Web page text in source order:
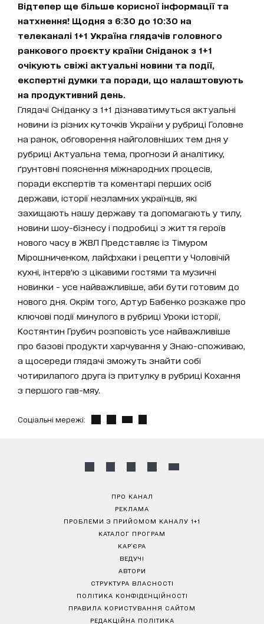
Відтепер ще більше корисної інформації та
натхнення! Щодня з 6:30 до 10:30 на
телеканалі 1+1 Україна глядачів головного
ранкового проєкту країни Сніданок з 1+1
очікують свіжі актуальні новини та події,
експертні думки та поради, що налаштовують
на продуктивний день.
Глядачі Сніданку з 1+1 дізнаватимуться актуальні
новини із різних куточків України у рубриці Головне
на ранок, обговорення найголовніших тем дня у
рубриці Актуальна тема, прогнози й аналітику,
ґрунтовні пояснення міжнародних процесів,
поради експертів та коментарі перших осіб
держави, історії незламних українців, які
захищають нашу державу та допомагають у тилу,
новини шоу-бізнесу і подробиці з життя героїв
нового часу в ЖВЛ Представляє із Тімуром
Мірошниченком, лайфхаки і рецепти у Чоловічій
кухні, інтерв’ю з цікавими гостями та музичні
новинки - усе найважливіше, аби бути готовим до
нового дня. Окрім того, Артур Бабенко розкаже про
ключові події минулого в рубриці Уроки історії,
Костянтин Грубич розповість усе найважливіше
про базові продукти харчування у Знаю-споживаю,
а щосереди глядачі зможуть знайти собі
чотирилапого друга із притулку в рубриці Кохання
з першого гав-мяу.
Соціальні мережі:
ПРО КАНАЛ
РЕКЛАМА
ПРОБЛЕМИ З ПРИЙОМОМ КАНАЛУ 1+1
КАТАЛОГ ПРОГРАМ
КАР’ЄРА
ВЕДУЧІ
АВТОРИ
СТРУКТУРА ВЛАСНОСТІ
ПОЛІТИКА КОНФІДЕНЦІЙНОСТІ
ПРАВИЛА КОРИСТУВАННЯ САЙТОМ
РЕДАКЦІЙНА ПОЛІТИКА